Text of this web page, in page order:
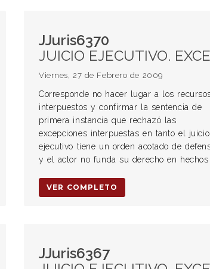
JJuris6370
JUICIO EJECUTIVO. EXCEPCIÓN DE INHABILIDAD DE TÍTULO.
Viernes, 27 de Febrero de 2009
Corresponde no hacer lugar a los
interpuestos y confirmar la sentencia de
primera instancia que rechazó las
excepciones interpuestas en tanto el juicio
ejecutivo tiene un orden acotado de
y el actor no funda su derecho en hechos
VER COMPLETO
JJuris6367